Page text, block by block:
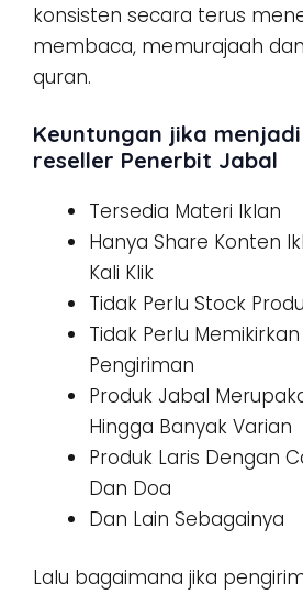
konsisten secara terus
membaca, memurajaah
quran.
Keuntungan jika
reseller Penerbit Jabal
Tersedia Materi Iklan
Hanya Share Konten
Kali Klik
Tidak Perlu Stock
Tidak Perlu
Pengiriman
Produk Jabal
Hingga Banyak Varian
Produk Laris Dengan
Dan Doa
Dan Lain Sebagainya
Lalu bagaimana jika